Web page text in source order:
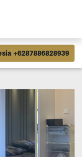
+6287886828939